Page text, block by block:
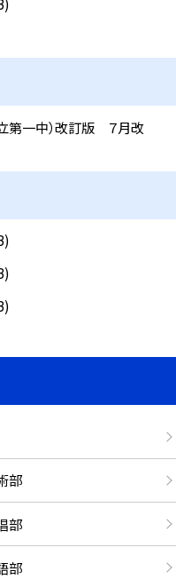
第一中）改訂版 ７月改
部
部
部